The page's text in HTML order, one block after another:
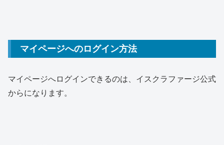
マイページへのログイン方法
マイページへログインできるのは、イスクラファージ公式
からになります。